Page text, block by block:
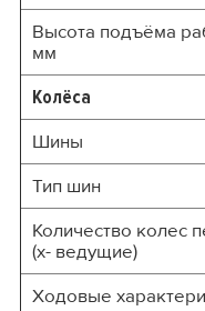
Высота подъёма
мм
Колёса
Шины
Тип шин
Количество колес
(x- ведущие)
Ходовые